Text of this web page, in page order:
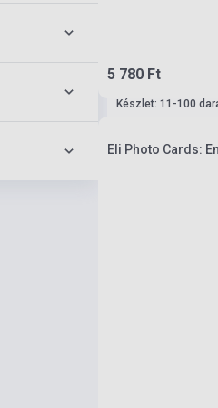
5 780 Ft
Készlet: 11-100
Eli Photo Cards: